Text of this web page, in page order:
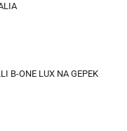
B-ONE LUX NA GEPEK